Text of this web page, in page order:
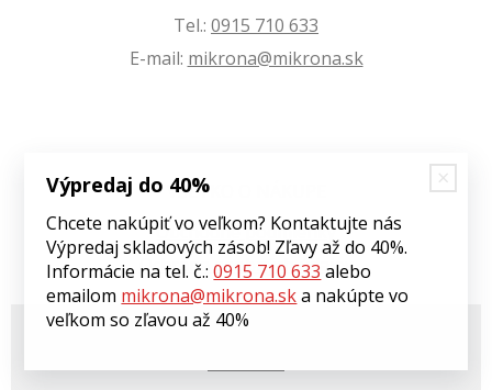
Tel.: 0915 710 633
E-mail: mikrona@mikrona.sk
VŠETKO O NÁKUPE
Obchodné podmienky
Ochrana osobných údajov
© 2026 Môj eshop •tvorba eshopu cez UNIobchod
Výpredaj do 40%
Chcete nakúpiť vo veľkom? Kontaktujte nás
Výpredaj skladových zásob! Zľavy až do 40%.
Informácie na tel. č.:0915 710 633 alebo
emailom mikrona@mikrona.ska nakúpte vo
veľkom so zľavou až 40%